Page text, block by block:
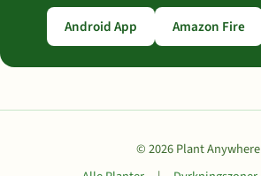
Android App Amazon Fire
© 2026 Plant Anywhere